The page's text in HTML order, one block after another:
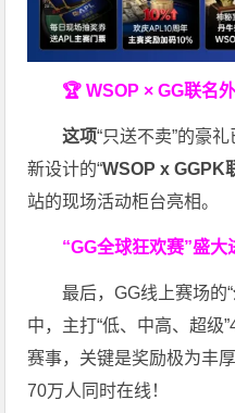
🏆 WSOP × GG联名
这项“只送不卖”的豪
新设计的“WSOP x GGPK
站的现场活动柜台亮相。
“GG全球狂欢赛”盛大
最后，GG线上赛场的“
中，主打“低、中高、超级
赛事，关键是奖励极为丰厚
70万人同时在线！